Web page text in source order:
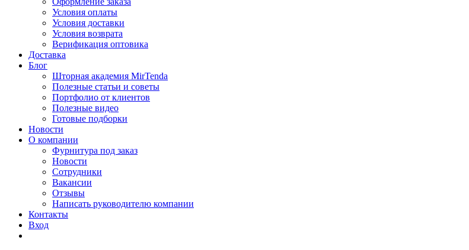
Условия оплаты
Условия доставки
Условия возврата
Верификация оптовика
Доставка
Блог
Шторная академия MirTenda
Полезные статьи и советы
Портфолио от клиентов
Полезные видео
Готовые подборки
Новости
О компании
Фурнитура под заказ
Новости
Сотрудники
Вакансии
Отзывы
Написать руководителю компании
Контакты
Вход